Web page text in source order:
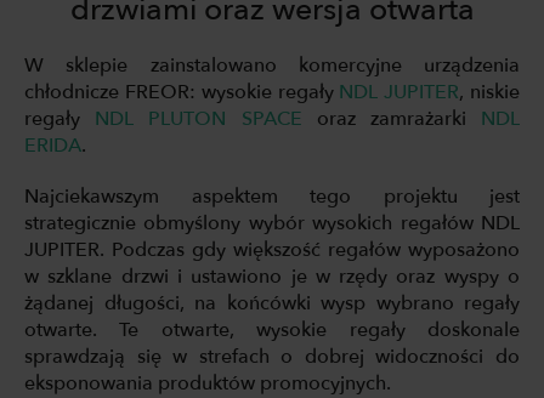
drzwiami oraz wersja otwarta
W sklepie zainstalowano komercyjne urządzenia
chłodnicze FREOR: wysokie regały NDL JUPITER, niskie
regały NDL PLUTON SPACE oraz zamrażarki NDL
ERIDA.
Najciekawszym aspektem tego projektu jest
strategicznie obmyślony wybór wysokich regałów NDL
JUPITER. Podczas gdy większość regałów wyposażono
w szklane drzwi i ustawiono je w rzędy oraz wyspy o
żądanej długości, na końcówki wysp wybrano regały
otwarte. Te otwarte, wysokie regały doskonale
sprawdzają się w strefach o dobrej widoczności do
eksponowania produktów promocyjnych.